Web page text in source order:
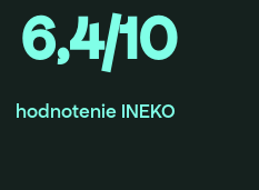
6,4/10
hodnotenie INEKO